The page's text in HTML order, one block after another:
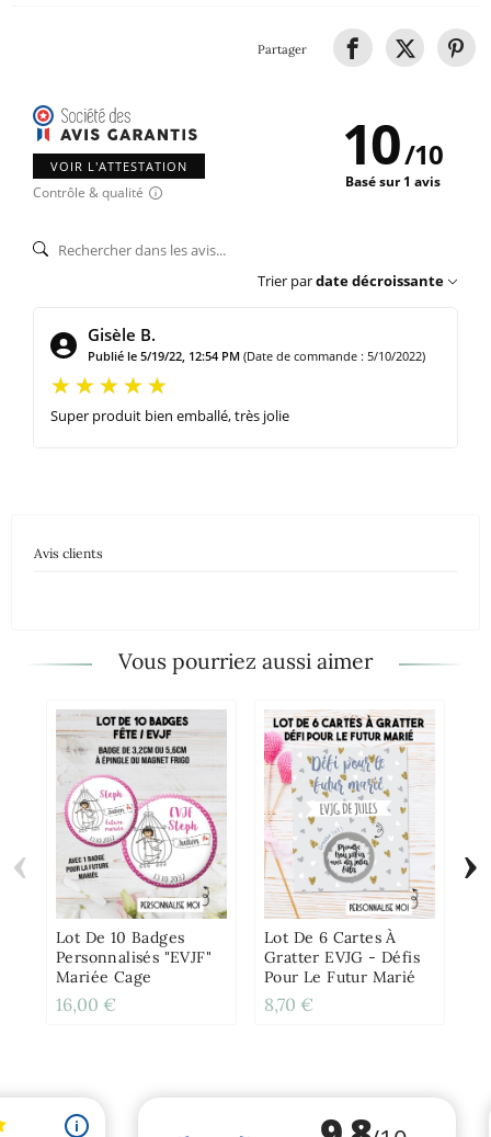
Partager
VOIR L'ATTESTATION
Contrôle & qualité
10/10
Basé sur 1 avis
Trier pardate décroissante
Gisèle B.
Publié le 5/19/22, 12:54 PM (Date de commande : 5/10/2022)
Super produit bien emballé, très jolie
Avis clients
Vous pourriez aussi aimer
Lot De 10 Badges
Personnalisés "EVJF"
Mariée Cage
16,00 €
Lot De 6 Cartes À
Gratter EVJG - Défis
Pour Le Futur Marié
8,70 €
‹ ›